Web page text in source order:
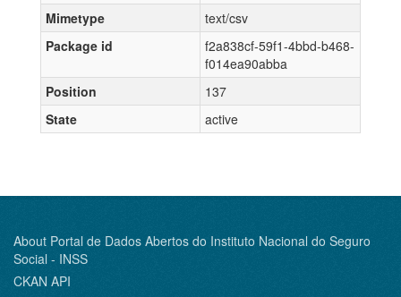
Mimetype
text/csv
Package id
f2a838cf-59f1-4bbd-b468-
f014ea90abba
Position
137
State
active
About Portal de Dados Abertos do Instituto Nacional do Seguro
Social - INSS
CKAN API